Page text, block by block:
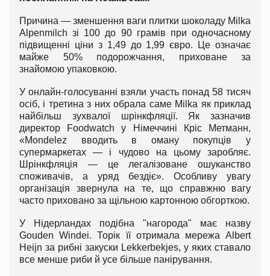
Причина — зменшення ваги плитки шоколаду Milka
Alpenmilch зі 100 до 90 грамів при одночасному
підвищенні ціни з 1,49 до 1,99 євро. Це означає
майже 50% подорожчання, приховане за
знайомою упаковкою.
У онлайн-голосуванні взяли участь понад 58 тисяч
осіб, і третина з них обрала саме Milka як приклад
найбільш зухвалої шрінкфляції. Як зазначив
директор Foodwatch у Німеччині Кріс Метманн,
«Mondelez вводить в оману покупців у
супермаркетах — і чудово на цьому заробляє.
Шрінкфляція — це легалізоване ошуканство
споживачів, а уряд бездіє». Особливу увагу
організація звернула на те, що справжню вагу
часто приховано за щільною картонною обгорткою.
У Нідерландах подібна "нагорода" має назву
Gouden Windei. Торік її отримала мережа Albert
Heijn за рибні закуски Lekkerbekjes, у яких ставало
все менше риби й усе більше панірування.